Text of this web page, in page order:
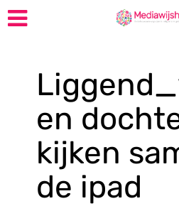
en
kijken
de ipad